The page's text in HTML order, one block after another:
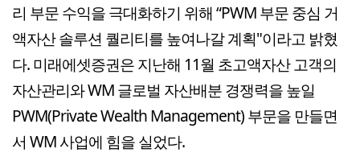
리 부문 수익을 극대화하기 위해 “PWM 부문 중심 거
액자산 솔루션 퀄리티를 높여나갈 계획"이라고 밝혔
다. 미래에셋증권은 지난해 11월 초고액자산 고객의
자산관리와 WM 글로벌 자산배분 경쟁력을 높일
PWM(Private Wealth Management) 부문을 만들면
서 WM 사업에 힘을 실었다.